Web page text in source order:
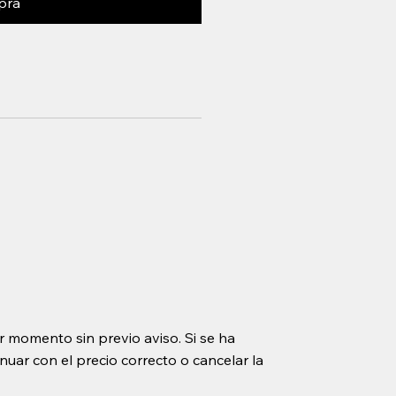
sin previo aviso. Si se ha
con el precio correcto o cancelar la